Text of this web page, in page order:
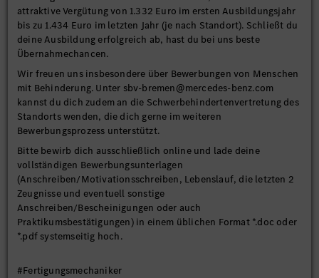
attraktive Vergütung von 1.332 Euro im ersten Ausbildungsjahr
bis zu 1.434 Euro im letzten Jahr (je nach Standort). Schließt du
deine Ausbildung erfolgreich ab, hast du bei uns beste
Übernahmechancen.
Wir freuen uns insbesondere über Bewerbungen von Menschen
mit Behinderung. Unter sbv-bremen@mercedes-benz.com
kannst du dich zudem an die Schwerbehindertenvertretung des
Standorts wenden, die dich gerne im weiteren
Bewerbungsprozess unterstützt.
Bitte bewirb dich ausschließlich online und lade deine
vollständigen Bewerbungsunterlagen
(Anschreiben/Motivationsschreiben, Lebenslauf, die letzten 2
Zeugnisse und eventuell sonstige
Anschreiben/Bescheinigungen oder auch
Praktikumsbestätigungen) in einem üblichen Format *.doc oder
*.pdf systemseitig hoch.
#Fertigungsmechaniker